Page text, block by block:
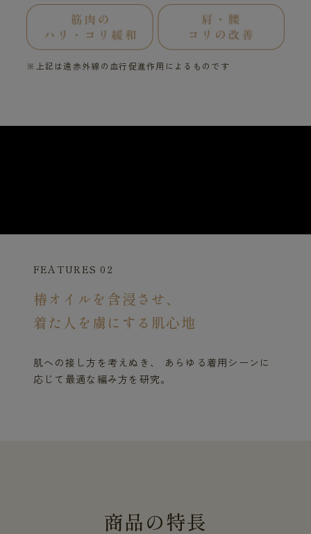
※上記は遠赤外線の血行促進作用によるものです
FEATURES 02
椿オイルを含浸させ、
着た人を虜にする肌心地
肌への接し方を考えぬき、 あらゆる着用シーンに
応じて最適な編み方を研究。
商品の特長